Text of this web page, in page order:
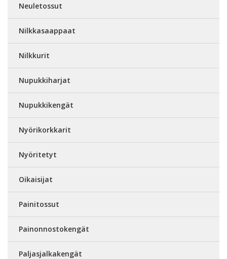
Neuletossut
Nilkkasaappaat
Nilkkurit
Nupukkiharjat
Nupukkikengät
Nyörikorkkarit
Nyöritetyt
Oikaisijat
Painitossut
Painonnostokengät
Paljasjalkakengät